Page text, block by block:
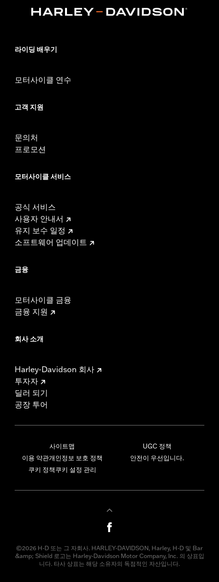
Covers, and Classic Chrome Front Axle Nut Covers
라이딩 배우기
모터사이클 연수
고객 지원
문의처
프로모션
모터사이클 서비스
공식 서비스
사용자 안내서
유지 보수 일정
소프트웨어 업데이트
금융
모터사이클 금융
금융 지원
회사 소개
Harley-Davidson 회사
투자자
딜러 되기
공장 투어
사이트맵
이용 약관개인정보 보호 정책
쿠키 정책쿠키 설정 관리
UGC 정책
안전이 우선입니다.
©2026 H-D 또는 그 자회사. HARLEY-DAVIDSON, Harley, H-D 및 Bar
&amp; Shield 로고는 Harley-Davidson Motor Company, Inc. 의 상표입
니다. 타사 상표는 해당 소유자의 독점적인 자산입니다.